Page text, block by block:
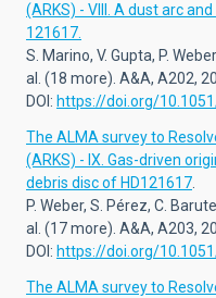
(ARKS) - VIII. A dust arc
121617.
S. Marino, V. Gupta, P.
al. (18 more). A&A, A202,
DOI: https://doi.org/
The ALMA survey to
(ARKS) - IX. Gas-driven
debris disc of HD121617
P. Weber, S. Pérez, C.
al. (17 more). A&A, A203,
DOI: https://doi.org/
The ALMA survey to